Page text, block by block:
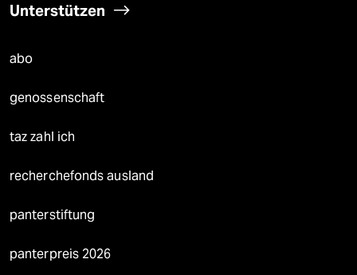
Unterstützen
abo
genossenschaft
taz zahl ich
recherchefonds ausland
panterstiftung
panterpreis 2026